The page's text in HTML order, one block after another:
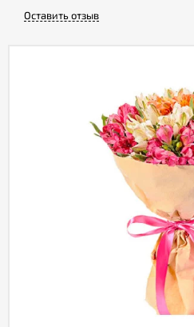
Оставить отзыв